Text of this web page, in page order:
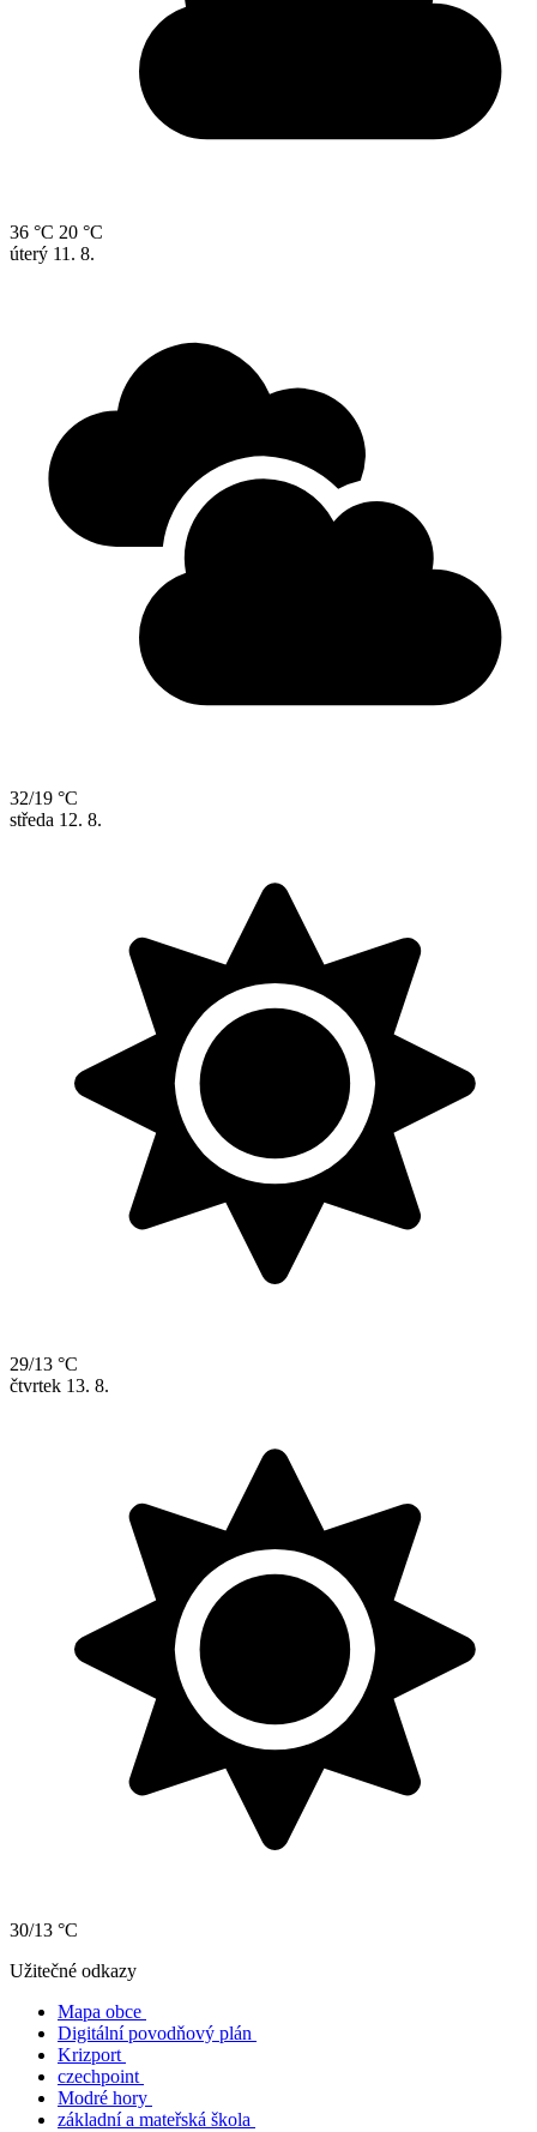
36 °C 20 °C
úterý 11. 8.
32/19 °C
středa 12. 8.
29/13 °C
čtvrtek 13. 8.
30/13 °C
Užitečné odkazy
Mapa obce
Digitální povodňový plán
Krizport
czechpoint
Modré hory
základní a mateřská škola